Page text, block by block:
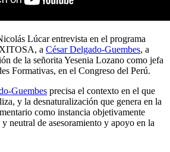
Lúcar entrevista en el programa
a César Delgado-Guembes, a
de la señorita Yesenia Lozano como jefa
Formativas, en el Congreso del Perú.
Guembes precisa el contexto en el que
y la desnaturalización que genera en la
como instancia objetivamente
neutral de asesoramiento y apoyo en la